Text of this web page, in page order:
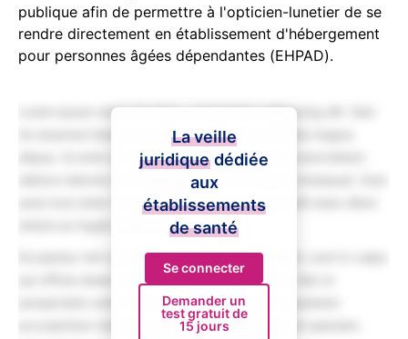
publique afin de permettre à l'opticien-lunetier de se
rendre directement en établissement d'hébergement
pour personnes âgées dépendantes (EHPAD).
Lorem ipsum dolor sit amet, consectetur adipiscing elit. Sed
do eiusmod tempor incididunt ut labore et dolore magna
aliqua. Ut enim ad minim veniam, quis nostrud exercitation
ullamco laboris nisi ut aliquip ex ea commodo consequat. Duis
aute irure dolor in reprehenderit in voluptate velit esse cillum
dolore eu fugiat nulla pariatur.
Excepteur sint occaecat cupidatat non proident, sunt in culpa
qui officia deserunt mollit anim id est laborum. Sed ut
perspiciatis unde omnis iste natus error sit voluptatem
accusantium doloremque laudantium, totam rem aperiam,
La veille
juridique dédiée
aux
établissements
de santé
Se connecter
Demander un
test gratuit de
15 jours